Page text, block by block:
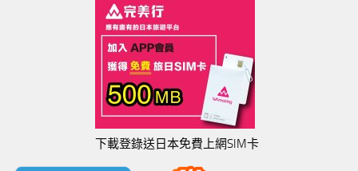
下載登錄送日本免費上網SIM卡